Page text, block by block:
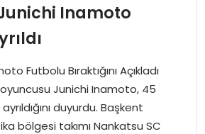
Inamoto
Futbolu Bıraktığını Açıkladı
Junichi Inamoto, 45
duyurdu. Başkent
bölgesi takımı Nankatsu SC